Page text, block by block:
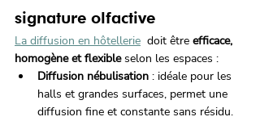
signature olfactive
La diffusion en hôtellerie
  doit être
efficace,
homogène et flexible selon les espaces :
Diffusion nébulisation : idéale pour les
halls et grandes surfaces, permet une
diffusion fine et constante sans résidu.